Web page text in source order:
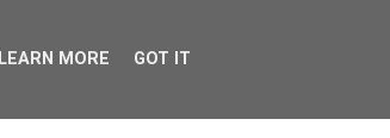
LEARN MORE GOT IT